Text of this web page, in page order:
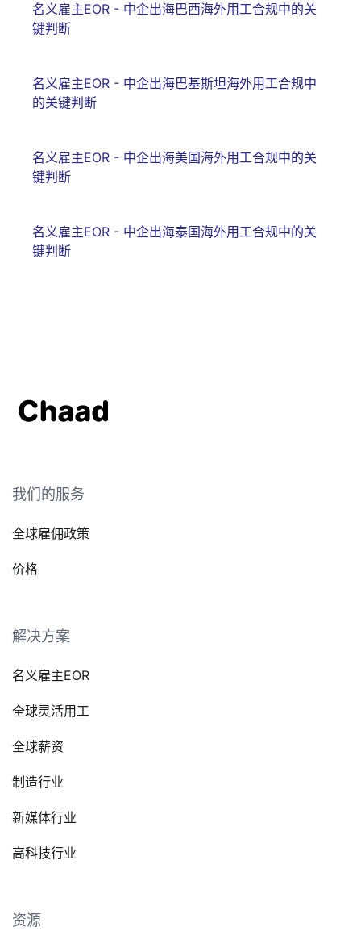
名义雇主EOR - 中企出海巴西海外用工合规中的关
键判断
名义雇主EOR - 中企出海巴基斯坦海外用工合规中
的关键判断
名义雇主EOR - 中企出海美国海外用工合规中的关
键判断
名义雇主EOR - 中企出海泰国海外用工合规中的关
键判断
我们的服务
全球雇佣政策
价格
解决方案
名义雇主EOR
全球灵活用工
全球薪资
制造行业
新媒体行业
高科技行业
资源